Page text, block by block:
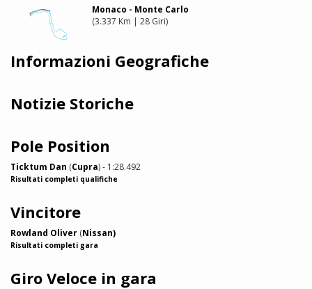
Monaco - Monte Carlo
(3.337 Km | 28 Giri)
Informazioni Geografiche
Notizie Storiche
Pole Position
Ticktum Dan (Cupra) - 1:28.492
Risultati completi qualifiche
Vincitore
Rowland Oliver (Nissan)
Risultati completi gara
Giro Veloce in gara